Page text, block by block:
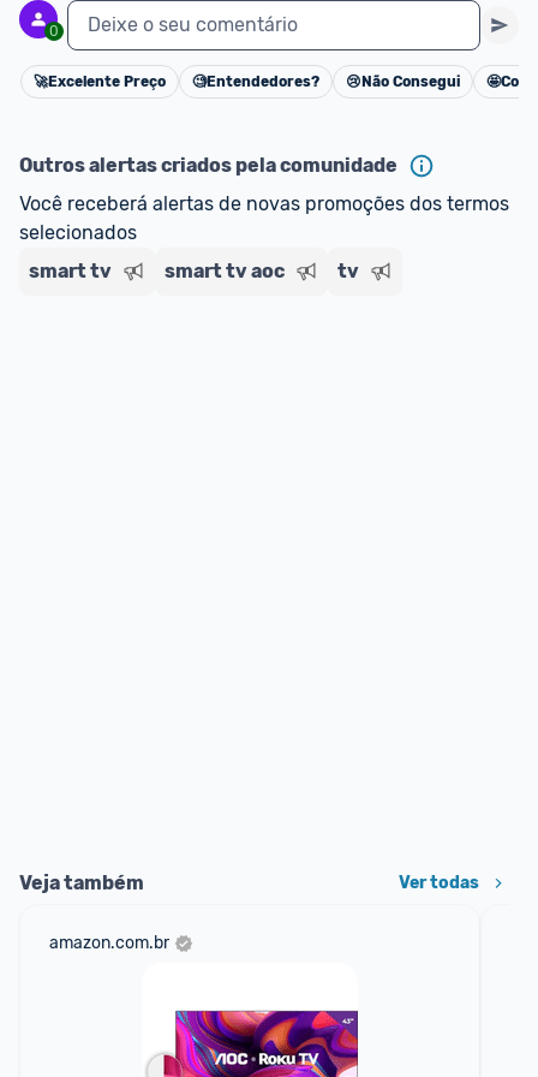
E lembre-se:
você sempre pode contar ajuda da
comunidade para tirar dúvidas ou acionar os
nossos Admins marcando @admin em um
0 Deixe o seu comentário
Cancelar
🚀Excelente Preço 🧐Entendedores? 😢 Não Consegui 🤩
Outros alertas criados pela comunidade
Você receberá alertas de novas promoções dos termos
selecionados
smart tv
smart tv aoc tv
Veja também Ver todas
amazon.com.br